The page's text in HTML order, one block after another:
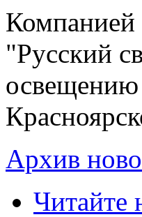
Компанией
"Русский
освещению
Архив
Читайте